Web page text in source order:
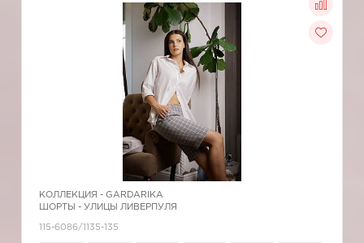
КОЛЛЕКЦИЯ - GARDARIKA
ШОРТЫ - УЛИЦЫ ЛИВЕРПУЛЯ
115-6086/1135-135